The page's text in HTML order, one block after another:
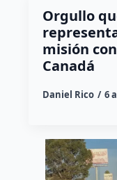
Orgullo
misión
Canadá
Daniel Rico 6